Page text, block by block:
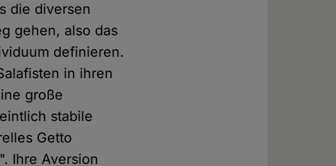
die diversen
gehen, also das
definieren.
in ihren
große
stabile
Getto
Ihre Aversion